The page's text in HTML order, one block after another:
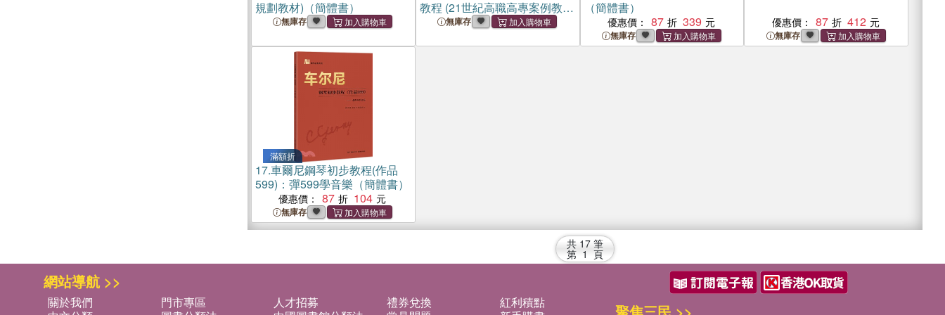
規劃教材)（簡體書）
無庫存
教程 (21世紀高職高專案例教程
系列)（簡體書）
無庫存
（簡體書）
優惠價： 87 339
無庫存
優惠價： 87 412
無庫存
滿額折
17.車爾尼鋼琴初步教程(作品
599)：彈599學音樂（簡體書）
優惠價： 87 104
無庫存
共 17 筆
第 1 頁
網站導航 >>
關於我們 門市專區 人才招募 禮券兌換
紅利積點